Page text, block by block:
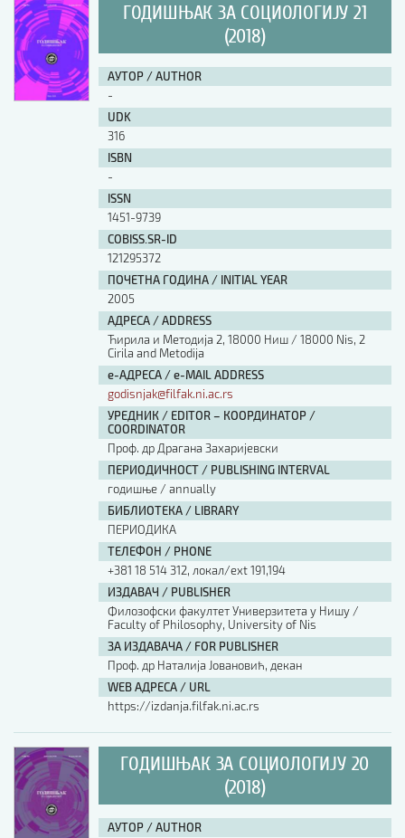
ISSN
COBISS.SR-ID
ГОДИШЊАК ЗА СОЦИОЛОГИЈУ 21
(2018)
АУТОР / AUTHOR
-
UDK
316
ISBN
-
ISSN
1451-9739
COBISS.SR-ID
121295372
ПОЧЕТНА ГОДИНА / INITIAL YEAR
2005
АДРЕСА / ADDRESS
Ћирила и Методија 2, 18000 Ниш / 18000 Nis, 2
Cirila and Metodija
е-АДРЕСА / e-MAIL ADDRESS
godisnjak@filfak.ni.ac.rs
УРЕДНИК / EDITOR – КООРДИНАТОР /
COORDINATOR
Проф. др Драгана Захаријевски
ПЕРИОДИЧНОСТ / PUBLISHING INTERVAL
годишње / annually
БИБЛИОТЕКА / LIBRARY
ПЕРИОДИКА
ТЕЛЕФОН / PHONE
+381 18 514 312, локал/ext 191,194
ИЗДАВАЧ / PUBLISHER
Филозофски факултет Универзитета у Нишу /
Faculty of Philosophy, University of Nis
ЗА ИЗДАВАЧА / FOR PUBLISHER
Проф. др Наталија Јовановић, декан
WEB АДРЕСА / URL
https://izdanja.filfak.ni.ac.rs
ГОДИШЊАК ЗА СОЦИОЛОГИЈУ 20
(2018)
АУТОР / AUTHOR